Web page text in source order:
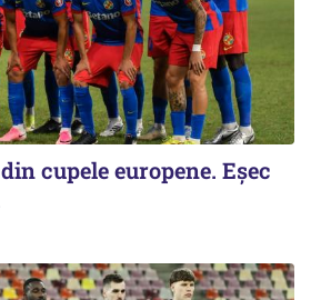
cupele europene. Eşec